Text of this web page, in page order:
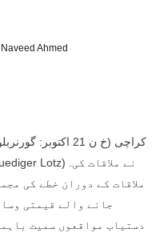
Naveed Ahmed
کراچی (خ ن 21
ملاقات کے دوران خطے کی
جانے والے قیمتی
دستیاب مواقعوں سمیت